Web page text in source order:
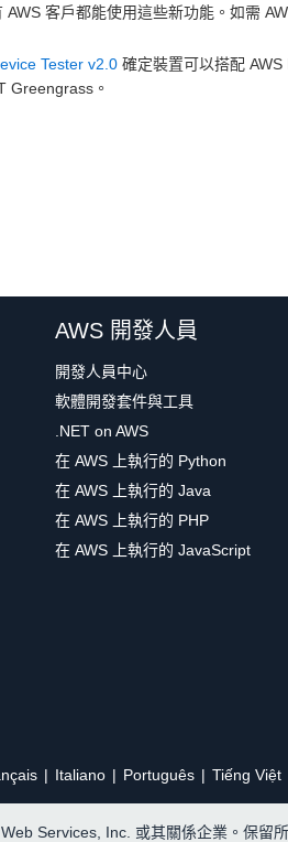
AWS 客戶都能使用這些新功能。如需
Tester v2.0 確定裝置可以搭配
Greengrass。
AWS 開發人員
開發人員中心
軟體開發套件與工具
.NET on AWS
在 AWS 上執行的 Python
在 AWS 上執行的 Java
在 AWS 上執行的 PHP
在 AWS 上執行的 JavaScript
Italiano Português Tiếng Việt
Services, Inc. 或其關係企業。保留所